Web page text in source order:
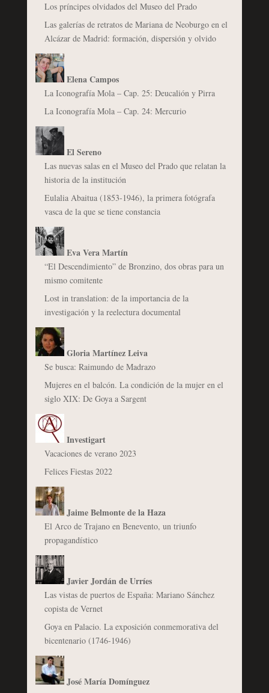
Los príncipes olvidados del Museo del Prado
Las galerías de retratos de Mariana de Neoburgo en el
Alcázar de Madrid: formación, dispersión y olvido
Elena Campos
La Iconografía Mola – Cap. 25: Deucalión y Pirra
La Iconografía Mola – Cap. 24: Mercurio
El Sereno
Las nuevas salas en el Museo del Prado que relatan la
historia de la institución
Eulalia Abaitua (1853-1946), la primera fotógrafa
vasca de la que se tiene constancia
Eva Vera Martín
“El Descendimiento” de Bronzino, dos obras para un
mismo comitente
Lost in translation: de la importancia de la
investigación y la reelectura documental
Gloria Martínez Leiva
Se busca: Raimundo de Madrazo
Mujeres en el balcón. La condición de la mujer en el
siglo XIX: De Goya a Sargent
Investigart
Vacaciones de verano 2023
Felices Fiestas 2022
Jaime Belmonte de la Haza
El Arco de Trajano en Benevento, un triunfo
propagandístico
Javier Jordán de Urríes
Las vistas de puertos de España: Mariano Sánchez
copista de Vernet
Goya en Palacio. La exposición conmemorativa del
bicentenario (1746-1946)
José María Domínguez